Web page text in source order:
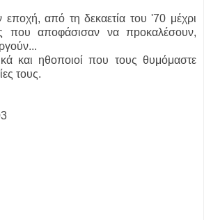
εποχή, από τη δεκαετία του '70 μέχρι
που αποφάσισαν να πpοκαλέσουν,
και ηθοποιοί που τους θυμόμαστε
τους.